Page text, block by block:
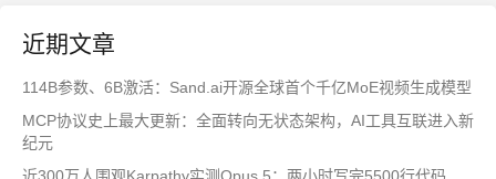
近期文章
114B参数、6B激活：Sand.ai开源全球首个千亿MoE视频生成模型
MCP协议史上最大更新：全面转向无状态架构，AI工具互联进入新
纪元